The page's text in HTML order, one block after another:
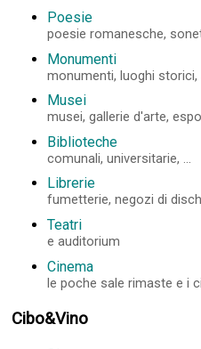
Poesie
poesie romanesche,
Monumenti
monumenti, luoghi storici,
Musei
musei, gallerie d'arte,
Biblioteche
comunali, universitarie, ...
Librerie
fumetterie, negozi di
Teatri
e auditorium
Cinema
le poche sale rimaste e i
Cibo&Vino